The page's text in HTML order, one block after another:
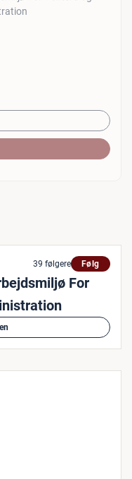
39 følgere Følg
For